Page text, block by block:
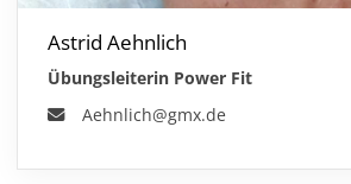
Astrid Aehnlich
Übungsleiterin Power Fit
Aehnlich@gmx.de